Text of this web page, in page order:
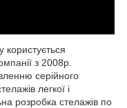
з 2008р.
серійного
легкої і
розробка стелажів по